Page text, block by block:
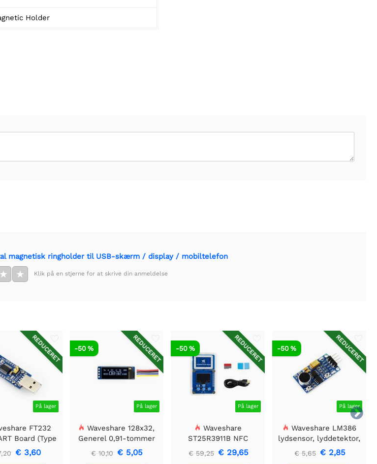
Holder
magnetisk ringholder til USB-skærm / display / mobiltelefon
★ ★ Klik på en stjerne for at skrive din anmeldelse

REDUCERET
På lager
FT232
Board (Type
til TTL (UART)
€ 3,60
REDUCERET
På lager
-50 %
Waveshare 128x32,
Generel 0,91-tommer
OLED displaymodul
€ 10,10 € 5,05
REDUCERET
På lager
-50 %
Waveshare
ST25R3911B NFC
Evalueringssæt, NFC-
læser + TF-kort + USB-
€ 59,25 € 29,65
REDUCERET
På lager
-50 %
Waveshare LM386
lydsensor, lyddetektor,
kompatibel med Arduino
€ 5,65 € 2,85